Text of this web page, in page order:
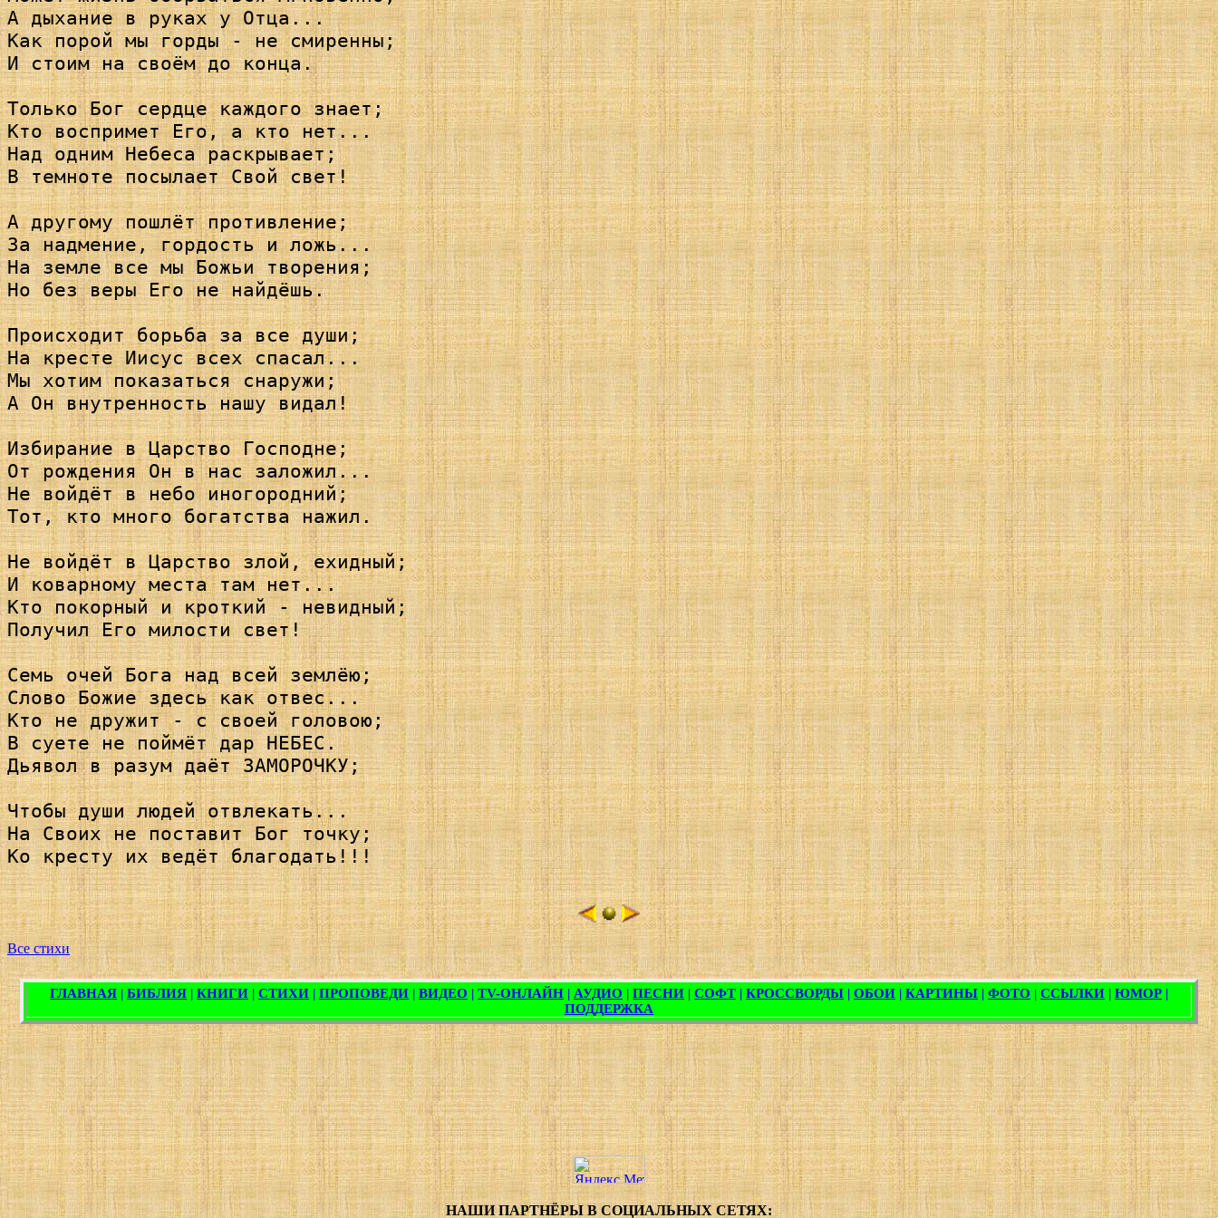
А дыхание в руках у Отца...
Как порой мы горды - не смиренны;
И стоим на своём до конца.
Только Бог сердце каждого знает;
Кто воспримет Его, а кто нет...
Над одним Небеса раскрывает;
В темноте посылает Свой свет!
А другому пошлёт противление;
За надмение, гордость и ложь...
На земле все мы Божьи творения;
Но без веры Его не найдёшь.
Происходит борьба за все души;
На кресте Иисус всех спасал...
Мы хотим показаться снаружи;
А Он внутренность нашу видал!
Избирание в Царство Господне;
От рождения Он в нас заложил...
Не войдёт в небо иногородний;
Тот, кто много богатства нажил.
Не войдёт в Царство злой, ехидный;
И коварному места там нет...
Кто покорный и кроткий - невидный;
Получил Его милости свет!
Семь очей Бога над всей землёю;
Слово Божие здесь как отвес...
Кто не дружит - с своей головою;
В суете не поймёт дар НЕБЕС.
Дьявол в разум даёт ЗАМОРОЧКУ;
Чтобы души людей отвлекать...
На Своих не поставит Бог точку;
Ко кресту их ведёт благодать!!!
Все стихи